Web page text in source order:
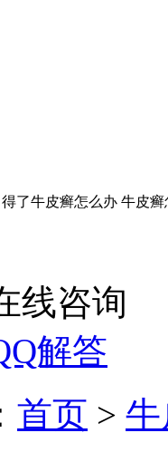
得了牛皮癣怎么办 牛皮癣
线咨询
解答
首页 >